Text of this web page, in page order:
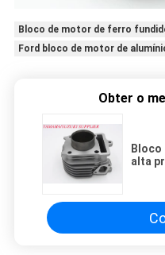
Bloco de motor de ferro
Ford bloco de motor de
Obter o
alta